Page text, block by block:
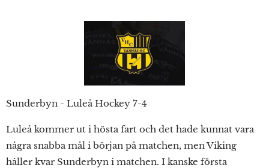
Sunderbyn - Luleå Hockey 7-4
Luleå kommer ut i hösta fart och det hade kunnat vara
några snabba mål i början på matchen, men Viking
håller kvar Sunderbyn i matchen. I kanske första